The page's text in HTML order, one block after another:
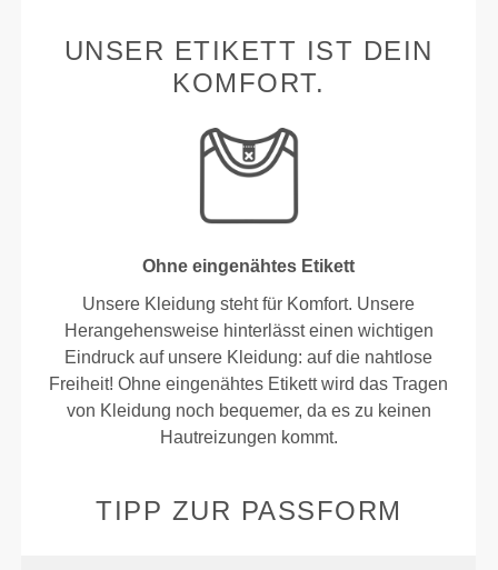
UNSER ETIKETT IST DEIN
KOMFORT.
Ohne eingenähtes Etikett
Unsere Kleidung steht für Komfort. Unsere
Herangehensweise hinterlässt einen wichtigen
Eindruck auf unsere Kleidung: auf die nahtlose
Freiheit! Ohne eingenähtes Etikett wird das Tragen
von Kleidung noch bequemer, da es zu keinen
Hautreizungen kommt.
TIPP ZUR PASSFORM